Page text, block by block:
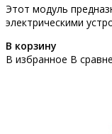
Этот модуль
электрическими
В корзину
В избранное В